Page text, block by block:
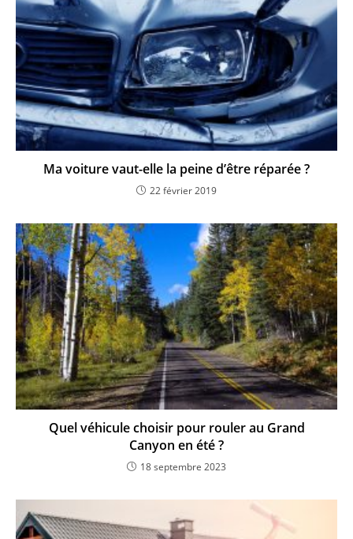
Ma voiture vaut-elle la peine d’être réparée ?
22 février 2019
Quel véhicule choisir pour rouler au Grand
Canyon en été ?
18 septembre 2023